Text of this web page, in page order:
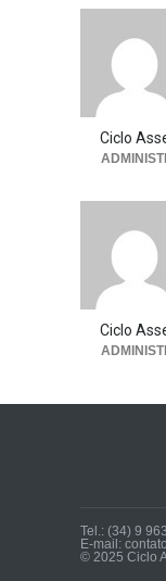
Ciclo
Ciclo
Tel.: (34) 9
E-mail:
© 2025 Ciclo